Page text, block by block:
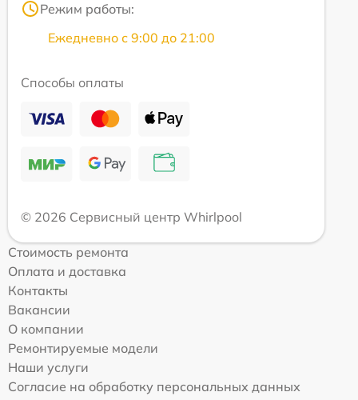
Режим работы:
Ежедневно с 9:00 до 21:00
Способы оплаты
© 2026 Сервисный центр Whirlpool
Стоимость ремонта
Оплата и доставка
Контакты
Вакансии
О компании
Ремонтируемые модели
Наши услуги
Согласие на обработку персональных данных